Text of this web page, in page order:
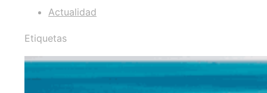
Actualidad
Etiquetas